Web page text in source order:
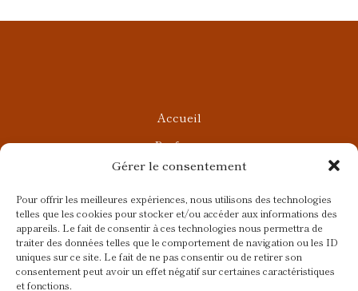
Gérer le consentement
Pour offrir les meilleures expériences, nous utilisons des technologies
telles que les cookies pour stocker et/ou accéder aux informations des
appareils. Le fait de consentir à ces technologies nous permettra de
traiter des données telles que le comportement de navigation ou les ID
uniques sur ce site. Le fait de ne pas consentir ou de retirer son
consentement peut avoir un effet négatif sur certaines caractéristiques
et fonctions.
Accueil
Parfums
Ateliers privés
Rendez-vous Beauté
Rendez-vous Parfumés
Contact
Blog